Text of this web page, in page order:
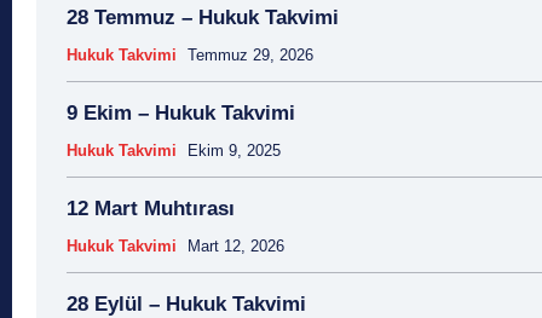
28 Temmuz – Hukuk Takvimi
Hukuk Takvimi Temmuz 29, 2026
9 Ekim – Hukuk Takvimi
Hukuk Takvimi Ekim 9, 2025
12 Mart Muhtırası
Hukuk Takvimi Mart 12, 2026
28 Eylül – Hukuk Takvimi